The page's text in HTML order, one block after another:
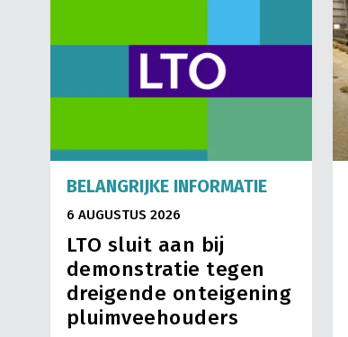
BELANGRIJKE INFORMATIE
6 AUGUSTUS 2026
LTO sluit aan bij
demonstratie tegen
dreigende onteigening
pluimveehouders